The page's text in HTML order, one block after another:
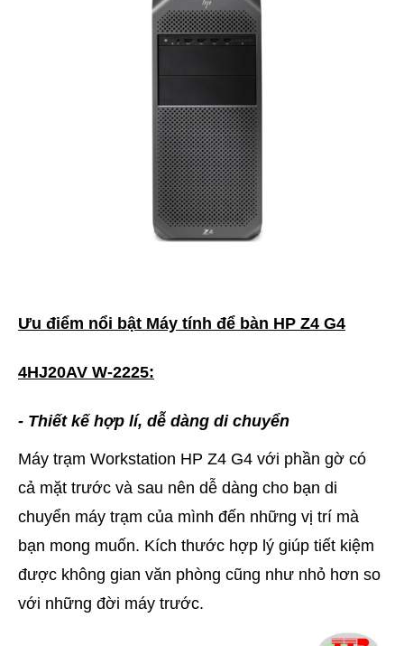
Ưu điểm nổi bật Máy tính để bàn HP Z4 G4
4HJ20AV W-2225:
- Thiết kế hợp lí, dễ dàng di chuyển
Máy trạm Workstation HP Z4 G4 với phần gờ có
cả mặt trước và sau nên dễ dàng cho bạn di
chuyển máy trạm của mình đến những vị trí mà
bạn mong muốn. Kích thước hợp lý giúp tiết kiệm
được không gian văn phòng cũng như nhỏ hơn so
với những đời máy trước.